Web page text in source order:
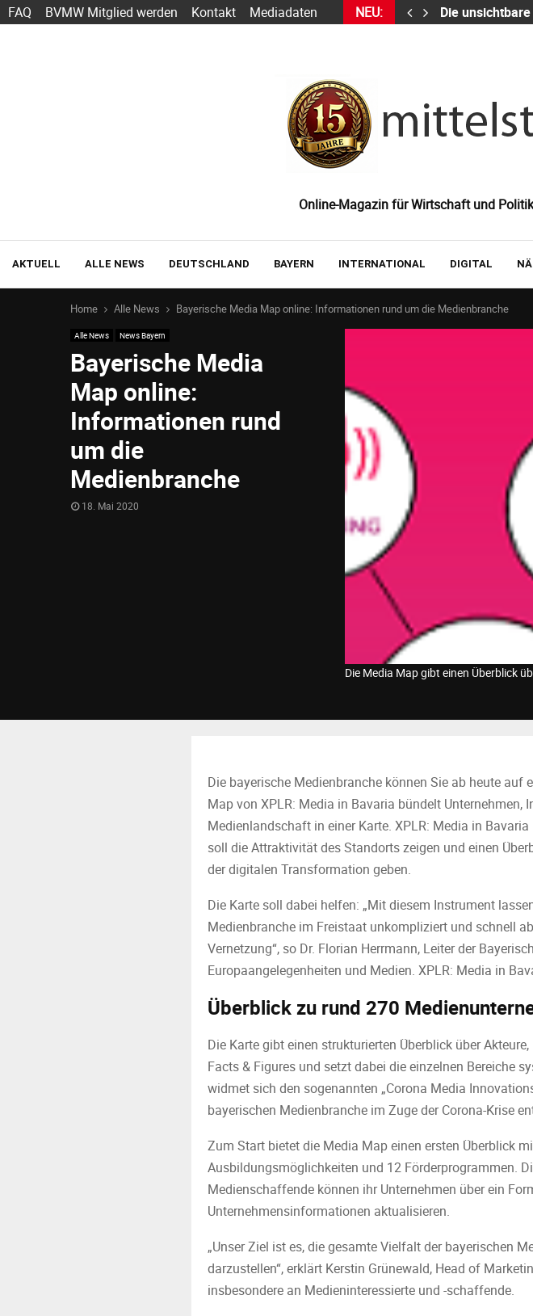
FAQ BVMW Mitglied werden Kontakt Mediadaten NEU:
Effizienzpotenziale im Lager übersehen Die
Online-Magazin für Wirtschaft und
AKTUELL ALLE NEWS DEUTSCHLAND BAYERN INTERNATIONAL DIGITAL
Home Alle News Bayerische Media Map online: Informationen rund um die Medienbranche
Alle News News Bayern
Bayerische Media
Map online:
Informationen rund
um die
Medienbranche
18. Mai 2020
Die Media Map gibt einen Überblick
Die bayerische Medienbranche können Sie ab heute
Map von XPLR: Media in Bavaria bündelt
Medienlandschaft in einer Karte. XPLR: Media in
soll die Attraktivität des Standorts zeigen und einen
der digitalen Transformation geben.
Die Karte soll dabei helfen: „Mit diesem Instrument
Medienbranche im Freistaat unkompliziert und schnell
Vernetzung“, so Dr. Florian Herrmann, Leiter der
Europaangelegenheiten und Medien. XPLR: Media in
Überblick zu rund 270
Die Karte gibt einen strukturierten Überblick über
Facts & Figures und setzt dabei die einzelnen Bereiche
widmet sich den sogenannten „Corona Media
bayerischen Medienbranche im Zuge der Corona-Krise
Zum Start bietet die Media Map einen ersten Überblick
Ausbildungsmöglichkeiten und 12 Förderprogrammen.
Medienschaffende können ihr Unternehmen über ein
Unternehmensinformationen aktualisieren.
„Unser Ziel ist es, die gesamte Vielfalt der bayerischen
darzustellen“, erklärt Kerstin Grünewald, Head of
insbesondere an Medieninteressierte und -schaffende.